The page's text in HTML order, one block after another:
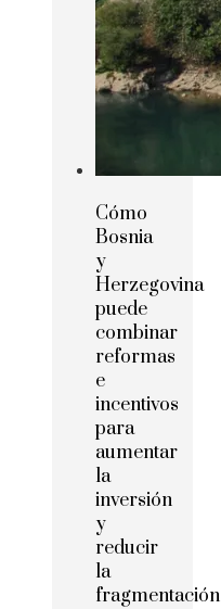
Cómo
Bosnia
y
Herzegovina
puede
combinar
reformas
e
incentivos
para
aumentar
la
inversión
y
reducir
la
fragmentación